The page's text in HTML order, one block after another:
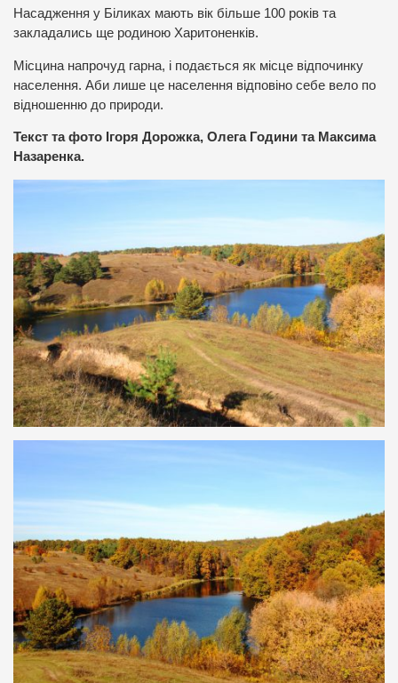
Насадження у Біликах мають вік більше 100 років та
закладались ще родиною Харитоненків.
Місцина напрочуд гарна, і подається як місце відпочинку
населення. Аби лише це населення відповіно себе вело по
відношенню до природи.
Текст та фото Ігоря Дорожка, Олега Години та Максима
Назаренка.